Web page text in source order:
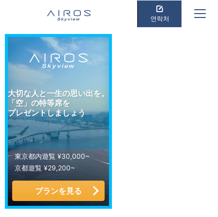
연락처
大切な人と一生の思い出を。
「空」の特等席を
プレゼントしましょう
東京都内遊覧 ¥30,000~
京都遊覧 ¥29,200~
プランを見る